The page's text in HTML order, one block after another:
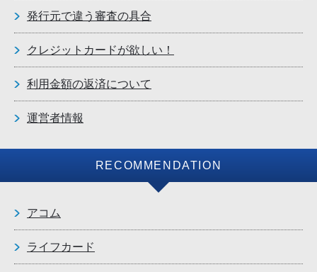
発行元で違う審査の具合
クレジットカードが欲しい！
利用金額の返済について
運営者情報
RECOMMENDATION
アコム
ライフカード